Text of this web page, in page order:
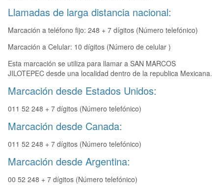
Llamadas de larga distancia nacional:
Marcación a teléfono fijo: 248 + 7 dígitos (Número telefónico)
Marcación a Celular: 10 dígitos (Número de celular )
Esta marcación se utiliza para llamar a SAN MARCOS
JILOTEPEC desde una localidad dentro de la republica Mexicana.
Marcación desde Estados Unidos:
011 52 248 + 7 dígitos (Número telefónico)
Marcación desde Canada:
011 52 248 + 7 dígitos (Número telefónico)
Marcación desde Argentina:
00 52 248 + 7 dígitos (Número telefónico)